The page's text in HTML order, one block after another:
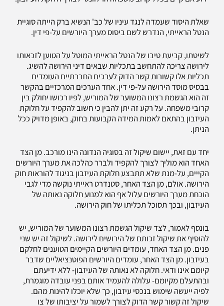
שאלת היסוד שעמדה לנגד עיניו של כב' הנשיא ברק הייתה סוגיית
הנטל הראייתי, הנדרש לשם ביסוס מערך היורשים על-פי דין.
לשיטתו, קביעת טיבו של הנטל הראייתי המוטל על הטוען לזכאותו
לירושה צריכה להתחשב בתכליות שבאים דיני הירושה להשיג.
תכליות אלו קשורות קשר הדוק לערכים החברתיים העומדים
בבסיס מוסד הירושה על-פי דין. אחד הערכים המרכזיים בהקשר
זה הוא הגשמת רצונו המשוער של המוריש, לפיו רכושו יחולק בין
קרובי משפחה. על רקע זה יתן להבין כי חשוב להקפיד על חלוקת
העיזבון בהתאם לאמות המידה הקבועות בחוק, באופן מדויק ככל
הניתן.
יחד עם זאת, יישום שיקול זה בסוגיה הנדונה הינו מורכב. מן הצד
האחד הוא מוליך לצורך להקפיד ולברר כהלכה את מערך היורשים
הקייים, על-מנת שלא תתבצע חלוקת העיזבון בניגוד להוראות חוק
הירושה. אולם, מן הצד האחר, סטנדרט ראייתי נוקשה מדי לגבי
הוכחת מערך היורשים עלול אף הוא למנוע חלוקה נאותה של
העיזבון, ובכך תסוכל תכליתו של חוק הירושה.
בונסף לאמור, לצד שיקול הגשמת רצונו המשוער של המוריש, יש
להוסיף את שיקול זכותם של הירושים לירושה. לשיקול זה יש שני
פנים. מן הצד האחד, עומדים היורשים הקיימים הטוענים לחלקם
בעיזבון. מן הצד האחר, עומדים היורשים הפוטנציאליים שדבר
קיומם אינו ודאי. חלוקה לא נאותה של העיזבון- ללא ידיעתם
ובהתעלם מקיומם- עלולה להעמיד אותם בפני עובדה מוגמרת,
לפיה ייעשה שימוש בנכסי עיזבון, כך שלא יוכלו להינות מהם.
שיקול זה קשור קשר הדוק לצורך לשמור על יציבותו של צו